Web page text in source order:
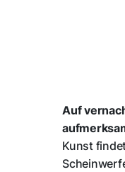
Auf
Kunst